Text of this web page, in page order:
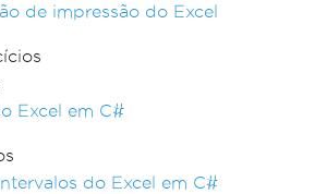
de impressão do Excel
Excel em C#
do Excel em C#